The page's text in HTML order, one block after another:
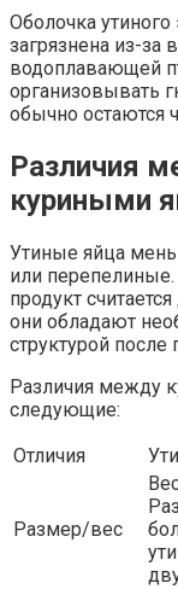
Оболочка
загрязнена из-за
водоплавающей
организовывать
обычно остаются
Различия
куриными
Утиные яйца
или перепелиные.
продукт
они обладают
структурой после
Различия между
следующие:
Отличия
Размер/вес